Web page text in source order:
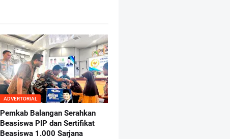
ADVERTORIAL
Pemkab Balangan Serahkan
Beasiswa PIP dan Sertifikat
Beasiswa 1.000 Sarjana